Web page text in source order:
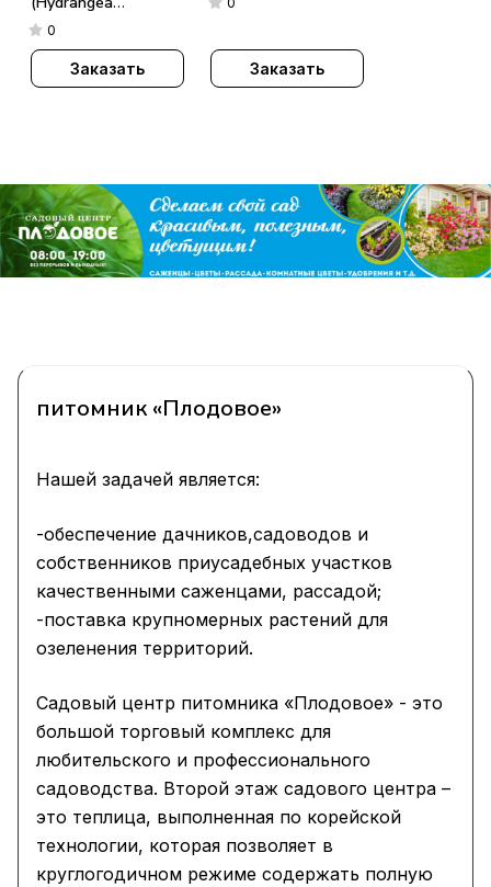
paniculata)
«Metallica»
0
Заказать Заказать
питомник «Плодовое»
Нашей задачей является:
-обеспечение дачников,садоводов и
собственников приусадебных участков
качественными саженцами, рассадой;
-поставка крупномерных растений для
озеленения территорий.
Садовый центр питомника «Плодовое» - это
большой торговый комплекс для
любительского и профессионального
садоводства. Второй этаж садового центра –
это теплица, выполненная по корейской
технологии, которая позволяет в
круглогодичном режиме содержать полную